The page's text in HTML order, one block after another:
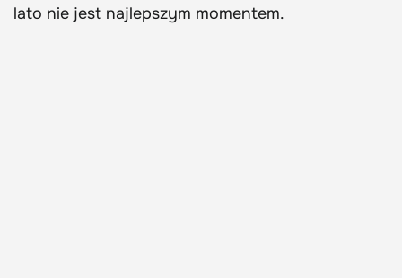
lato nie jest najlepszym momentem.